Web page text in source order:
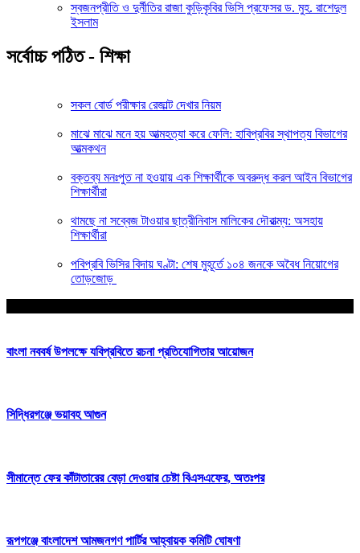
স্বজনপ্রীতি ও দুর্নীতির রাজা কুড়িকৃবির ভিসি প্রফেসর ড. মুহ. রাশেদুল
ইসলাম
সর্বোচ্চ পঠিত - শিক্ষা
সকল বোর্ড পরীক্ষার রেজাল্ট দেখার নিয়ম
মাঝে মাঝে মনে হয় আত্মহত্যা করে ফেলি: হাবিপ্রবির স্থাপত্য বিভাগের
আত্মকথন
বক্তব্য মনঃপুত না হওয়ায় এক শিক্ষার্থীকে অবরুদ্ধ করল আইন বিভাগের
শিক্ষার্থীরা
থামছে না সব্বেজ টাওয়ার ছাত্রীনিবাস মালিকের দৌরাত্ম্য: অসহায়
শিক্ষার্থীরা
পবিপ্রবি ভিসির বিদায় ঘণ্টা: শেষ মুহূর্তে ১০৪ জনকে অবৈধ নিয়োগের
তোড়জোড়
বাংলা নববর্ষ উপলক্ষে যবিপ্রবিতে রচনা প্রতিযোগিতার আয়োজন
সিদ্ধিরগঞ্জে ভয়াবহ আগুন
সীমান্তে ফের কাঁটাতারের বেড়া দেওয়ার চেষ্টা বিএসএফের, অতঃপর
রূপগঞ্জে বাংলাদেশ আমজনগণ পার্টির আহ্বায়ক কমিটি ঘোষণা